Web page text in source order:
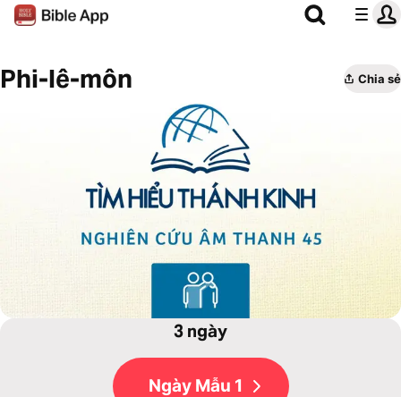
Phi-lê-môn Chia sẻ
3 ngày
Ngày Mẫu 1